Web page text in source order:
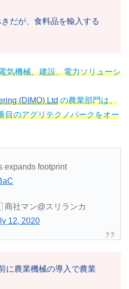
きだが、食料品を輸入する
気機械、建設、電力ソリューシ
(DIMO) Ltdの農業部門は、
目のアグリテクノパークをオー
expands footprint
社マン@スリランカ
12, 2020
に農業機械の導入で農業